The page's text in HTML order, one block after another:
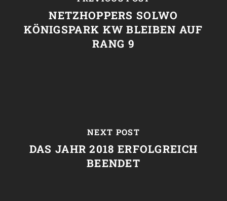
NETZHOPPERS SOLWO
KÖNIGSPARK KW BLEIBEN AUF
RANG 9
NEXT POST
DAS JAHR 2018 ERFOLGREICH
BEENDET